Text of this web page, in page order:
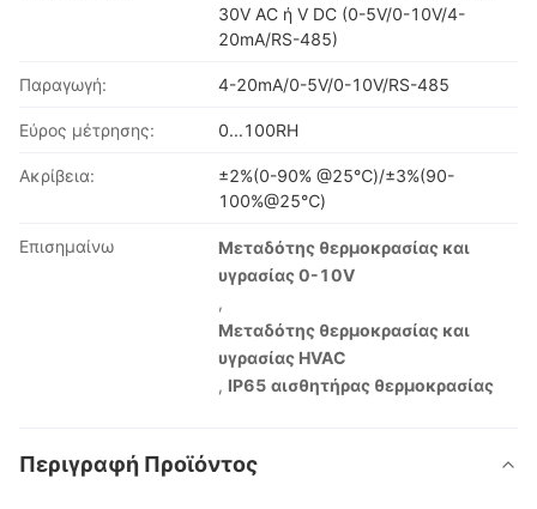
30V AC ή V DC (0-5V/0-10V/4-
20mA/RS-485)
Παραγωγή: 4-20mA/0-5V/0-10V/RS-485
Εύρος μέτρησης: 0...100RH
Ακρίβεια:
±2%(0-90% @25℃)/±3%(90-
100%@25℃)
Επισημαίνω
Μεταδότης θερμοκρασίας και
υγρασίας 0-10V
,
Μεταδότης θερμοκρασίας και
υγρασίας HVAC
, IP65 αισθητήρας θερμοκρασίας
Περιγραφή Προϊόντος